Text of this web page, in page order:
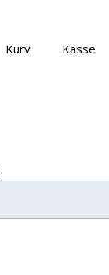
Kurv Kasse